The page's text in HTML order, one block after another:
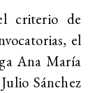
criterio de
el
Ana María
Sánchez